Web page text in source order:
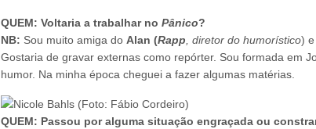
QUEM: Voltaria a trabalhar no Pânico?
NB: Sou muito amiga do Alan (Rapp , diretor do humorístico)
Gostaria de gravar externas como repórter. Sou formada em
humor. Na minha época cheguei a fazer algumas matérias.
QUEM: Passou por alguma situação engraçada ou